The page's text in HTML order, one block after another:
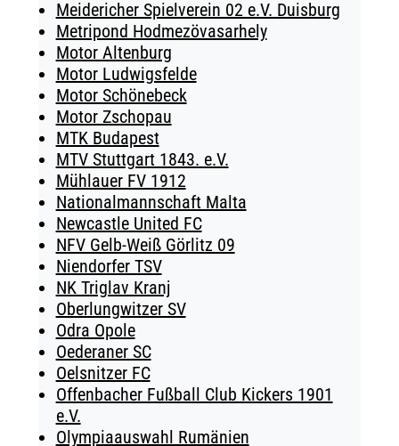
Meidericher Spielverein 02 e.V. Duisburg
Metripond Hodmezövasarhely
Motor Altenburg
Motor Ludwigsfelde
Motor Schönebeck
Motor Zschopau
MTK Budapest
MTV Stuttgart 1843. e.V.
Mühlauer FV 1912
Nationalmannschaft Malta
Newcastle United FC
NFV Gelb-Weiß Görlitz 09
Niendorfer TSV
NK Triglav Kranj
Oberlungwitzer SV
Odra Opole
Oederaner SC
Oelsnitzer FC
Offenbacher Fußball Club Kickers 1901
e.V.
Olympiaauswahl Rumänien